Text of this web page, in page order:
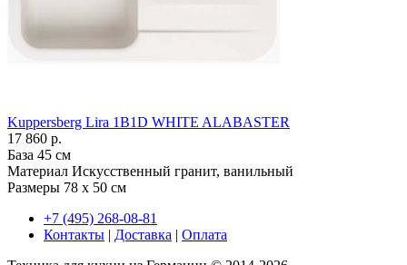
Kuppersberg Lira 1B1D WHITE ALABASTER
17 860 р.
База 45 см
Материал Искусственный гранит, ванильный
Размеры 78 x 50 см
+7 (495) 268-08-81
Контакты | Доставка | Оплата